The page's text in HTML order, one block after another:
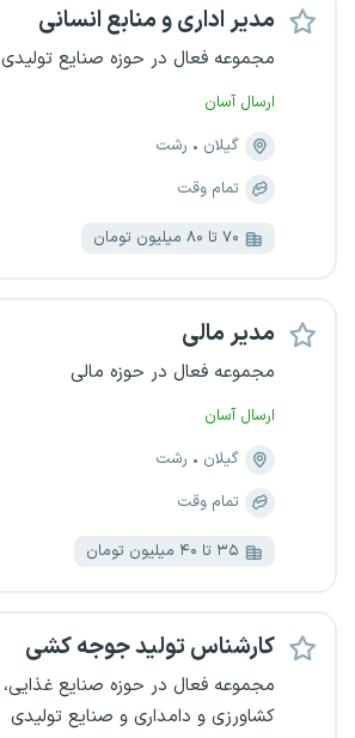
مدیر اداری و منابع انسانی
مجموعه فعال در حوزه صنایع تولیدی
ارسال آسان
گیلان
رشت
تمام وقت
۷۰ تا ۸۰ میلیون تومان
مدیر مالی
مجموعه فعال در حوزه مالی
ارسال آسان
گیلان
رشت
تمام وقت
۳۵ تا ۴۰ میلیون تومان
کارشناس تولید جوجه کشی
مجموعه فعال در حوزه صنایع غذایی،
کشاورزی و دامداری و صنایع تولیدی